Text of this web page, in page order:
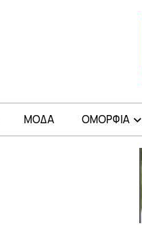
ΜΟΔΑ ΟΜΟΡΦΙΑ